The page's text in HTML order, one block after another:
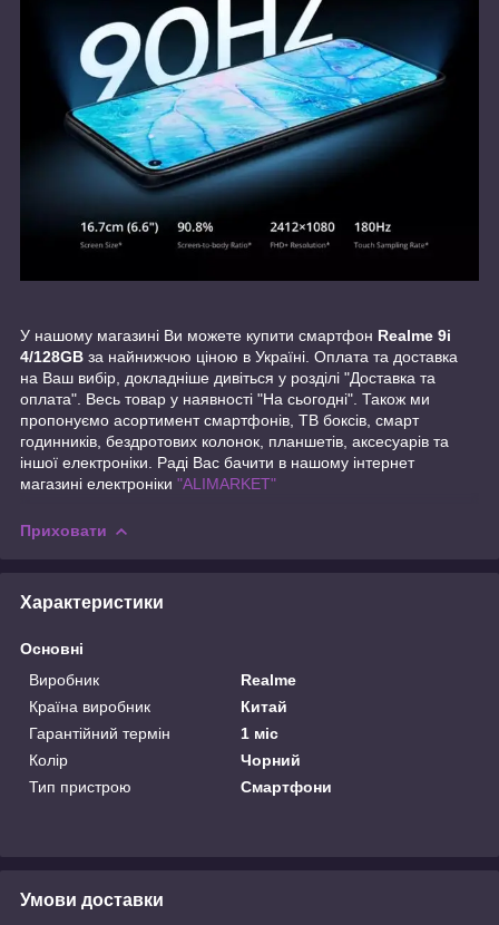
У нашому магазині Ви можете купити смартфон Realme 9i
4/128GB за найнижчою ціною в Україні. Оплата та доставка
на Ваш вибір, докладніше дивіться у розділі "Доставка та
оплата". Весь товар у наявності "На сьогодні". Також ми
пропонуємо асортимент смартфонів, ТВ боксів, смарт
годинників, бездротових колонок, планшетів, аксесуарів та
іншої електроніки. Раді Вас бачити в нашому інтернет
магазині електроніки "ALIMARKET"
Приховати
Характеристики
Основні
Виробник
Realme
Країна виробник
Китай
Гарантійний термін
1 міс
Колір
Чорний
Тип пристрою
Смартфони
Умови доставки